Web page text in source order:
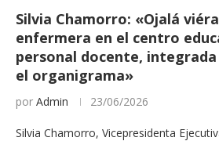
Silvia Chamorro: «Ojalá
enfermera en el centro
personal docente,
el organigrama»
por Admin 23/06/2026
Silvia Chamorro, Vicepresidenta